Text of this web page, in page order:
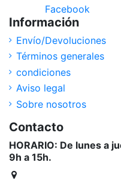
Facebook
Información
Envío/Devoluciones
Términos generales
condiciones
Aviso legal
Sobre nosotros
Contacto
HORARIO: De lunes a
9h a 15h.